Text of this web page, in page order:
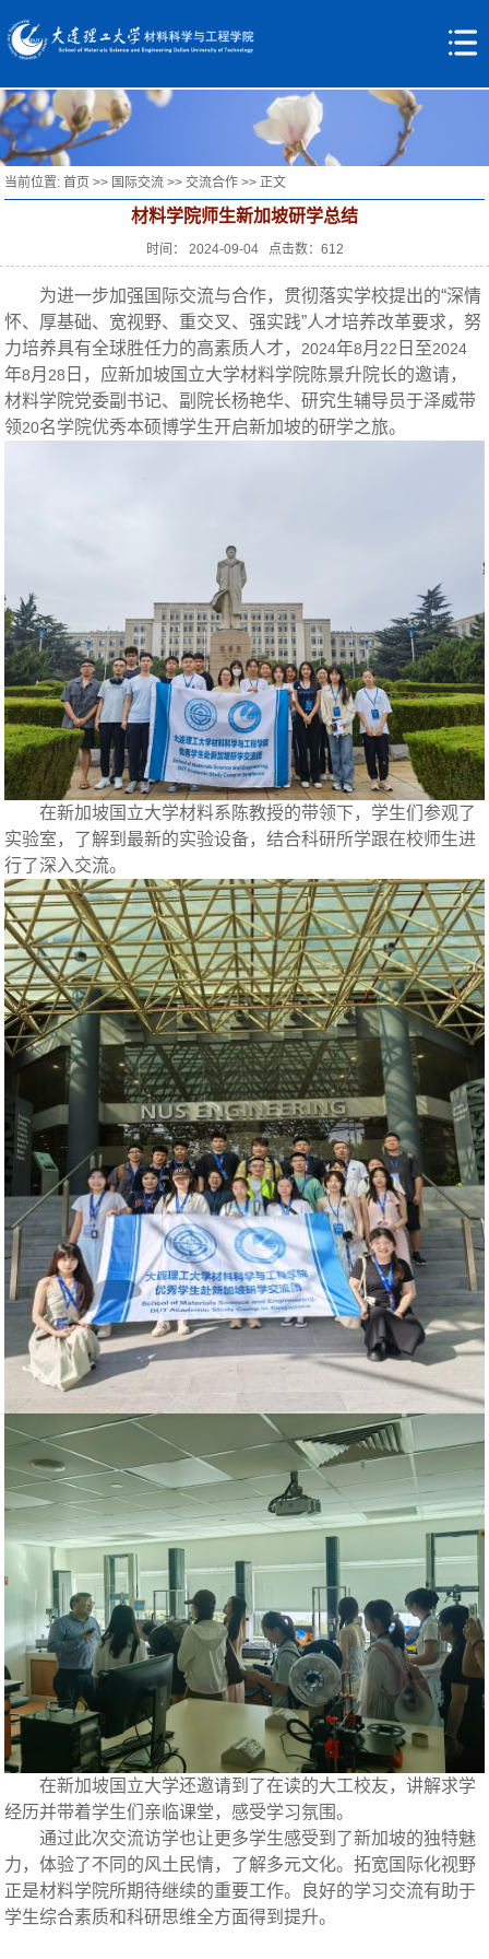
当前位置:首页 >> 国际交流 >>交流合作 >> 正文
材料学院师生新加坡研学总结
时间： 2024-09-04 点击数： 612
为进一步加强国际交流与合作，贯彻落实学校提出的“深情
怀、厚基础、宽视野、重交叉、强实践”人才培养改革要求，努
力培养具有全球胜任力的高素质人才， 2024年8月 22 日至2024
年8月 28 日，应新加坡国立大学材料学院陈景升院长的邀请，
材料学院党委副书记、副院长杨艳华、研究生辅导员于泽威带
领20名学院优秀本硕博学生开启新加坡的研学之旅。
在新加坡国立大学材料系陈教授的带领下，学生们参观了
实验室，了解到最新的实验设备，结合科研所学跟在校师生进
行了深入交流。
在新加坡国立大学还邀请到了在读的大工校友，讲解求学
经历并带着学生们亲临课堂，感受学习氛围。
通过此次交流访学也让更多学生感受到了新加坡的独特魅
力，体验了不同的风土民情，了解多元文化。拓宽国际化视野
正是材料学院所期待继续的重要工作。良好的学习交流有助于
学生综合素质和科研思维全方面得到提升。